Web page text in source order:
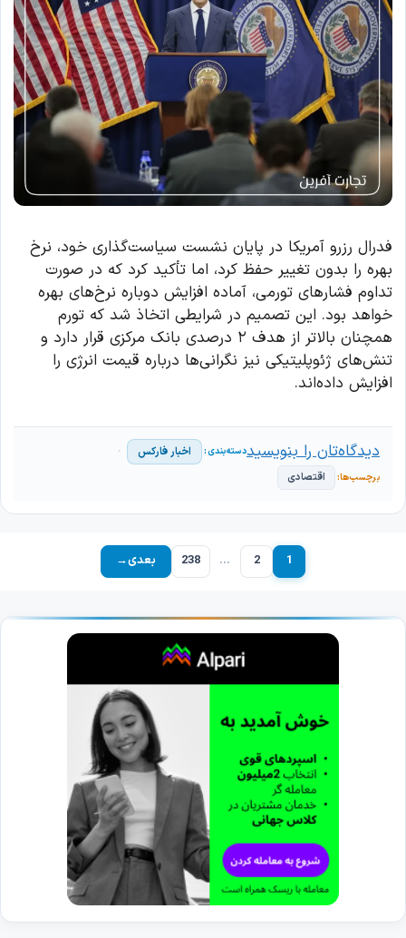
فدرال رزرو آمریکا در پایان نشست سیاست‌گذاری خود، نرخ
بهره را بدون تغییر حفظ کرد، اما تأکید کرد که در صورت
تداوم فشارهای تورمی، آماده افزایش دوباره نرخ‌های بهره
خواهد بود. این تصمیم در شرایطی اتخاذ شد که تورم
همچنان بالاتر از هدف ۲ درصدی بانک مرکزی قرار دارد و
تنش‌های ژئوپلیتیکی نیز نگرانی‌ها درباره قیمت انرژی را
افزایش داده‌اند.
اخبار فارکس
اقتصادی
دیدگاه‌تان را بنویسید
برگه1 برگه2
… برگه
238 بعدی→